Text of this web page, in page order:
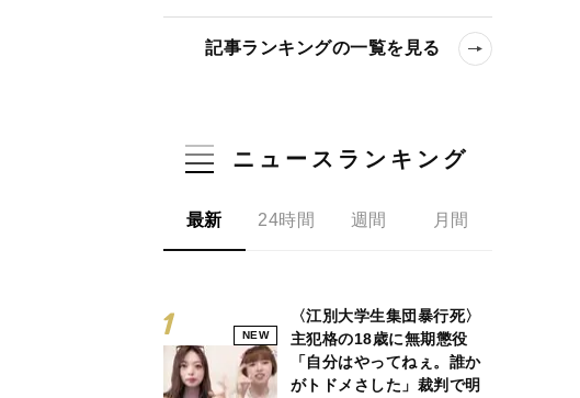
記事ランキングの一覧を見る
ニュースランキング
最新 24時間 週間 月間
NEW
〈江別大学生集団暴行死〉
主犯格の18歳に無期懲役
「自分はやってねぇ。誰か
がトドメさした」裁判で明